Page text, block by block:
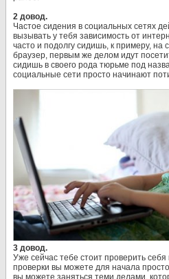
2 довод.
Частое сидения в социальных сетях
вызывать у тебя зависимость от
часто и подолгу сидишь, к примеру, на
браузер, первым же делом идут
сидишь в своего рода тюрьме под
социальные сети просто начинают
3 довод.
Уже сейчас тебе стоит проверить
проверки вы можете для начала
вы можете заняться теми делами,